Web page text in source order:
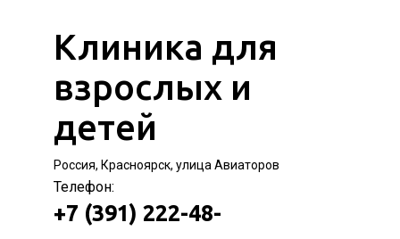
Клиника для
взрослых и
детей
Россия, Красноярск, улица Авиаторов
Телефон:
+7 (391) 222-48-